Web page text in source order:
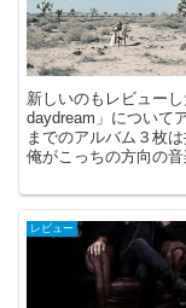
新しいのもレビュー
daydream」について
までのアルバム３枚
俺がこっちの方向の音
レビュー